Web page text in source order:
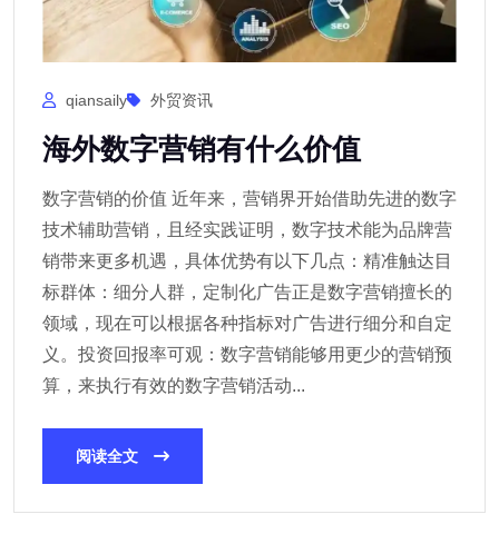
qiansaily 外贸资讯
海外数字营销有什么价值
数字营销的价值 近年来，营销界开始借助先进的数字
技术辅助营销，且经实践证明，数字技术能为品牌营
销带来更多机遇，具体优势有以下几点：精准触达目
标群体：细分人群，定制化广告正是数字营销擅长的
领域，现在可以根据各种指标对广告进行细分和自定
义。投资回报率可观：数字营销能够用更少的营销预
算，来执行有效的数字营销活动...
阅读全文